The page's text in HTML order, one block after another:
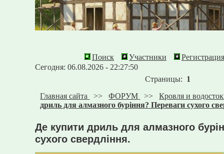
Поиск Участники
Регистрация
Сегодня: 06.08.2026 - 22:27:50
Страницы: 1
Главная сайта
>>ФОРУМ >>Кровля и
дриль для алмазного буріння? Переваги сухого
Де купити дриль для алмазного
сухого свердління.